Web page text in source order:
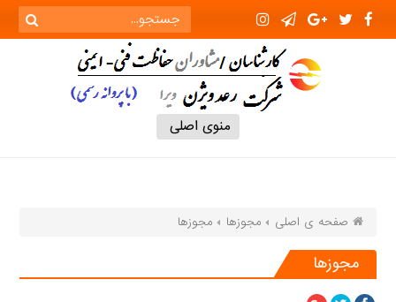
منوی اصلی
صفحه ی اصلی مجوزها مجوزها
مجوزها